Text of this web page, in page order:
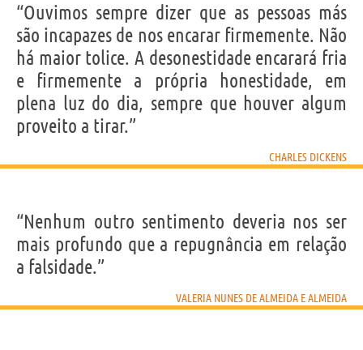
“Ouvimos sempre dizer que as pessoas más
são incapazes de nos encarar firmemente. Não
há maior tolice. A desonestidade encarará fria
e firmemente a própria honestidade, em
plena luz do dia, sempre que houver algum
proveito a tirar.”
CHARLES DICKENS
“Nenhum outro sentimento deveria nos ser
mais profundo que a repugnância em relação
a falsidade.”
VALERIA NUNES DE ALMEIDA E ALMEIDA